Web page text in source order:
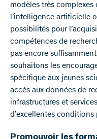
modèles très complexes
l’intelligence artificielle
possibilités pour
compétences de
pas encore
souhaitons les
spécifique aux jeunes
accès aux données de
infrastructures et
d’excellentes conditions